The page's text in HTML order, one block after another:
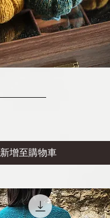
新增至購物車